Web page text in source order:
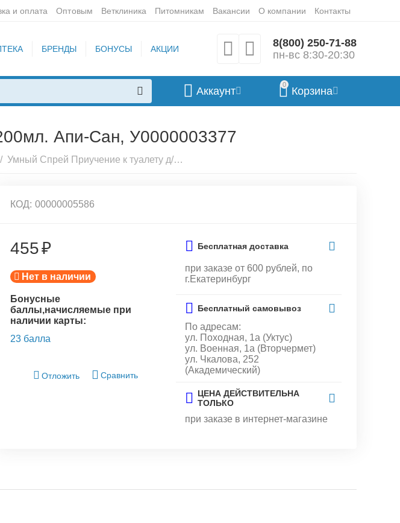
и оплата Оптовым Ветклиника Питомникам Вакансии О компании Контакты
БРЕНДЫ БОНУСЫ АКЦИИ
8(800) 250-71-88
пн-вс 8:30-20:30
0
Корзина
Аккаунт
Апи-Сан, У0000003377
/ Умный Спрей Приучение к туалету д/КОШЕК 200мл. Апи-Сан, У0000003377
КОД: 00000005586
455₽
Нет в наличии
Бонусные
баллы,начисляемые при
наличии карты:
23 балла
Отложить Сравнить
Бесплатная доставка
при заказе от 600 рублей, по
г.Екатеринбург
Бесплатный самовывоз
По адресам:
ул. Походная, 1а (Уктус)
ул. Военная, 1а (Вторчермет)
ул. Чкалова, 252
(Академический)
ЦЕНА ДЕЙСТВИТЕЛЬНА
ТОЛЬКО
при заказе в интернет-магазине